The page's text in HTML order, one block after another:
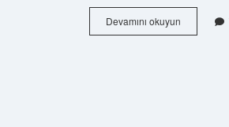
Devamını okuyun
Eş